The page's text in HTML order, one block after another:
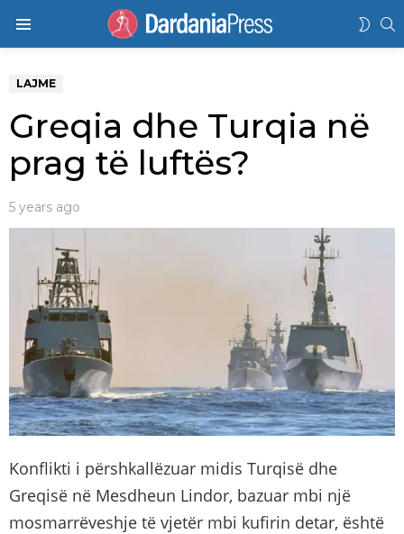
LAJME
Greqia dhe Turqia në
prag të luftës?
5 years ago
Konflikti i përshkallëzuar midis Turqisë dhe
Greqisë në Mesdheun Lindor, bazuar mbi një
mosmarrëveshje të vjetër mbi kufirin detar, është